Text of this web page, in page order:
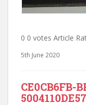
0 0 votes Article
5th June 2020
CE0CB6FB-